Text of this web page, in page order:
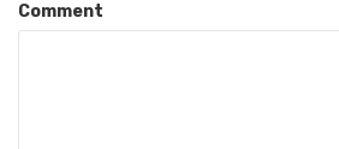
Comment